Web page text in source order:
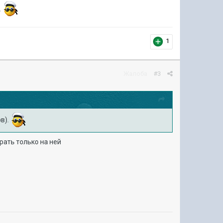
1
#3
только на ней